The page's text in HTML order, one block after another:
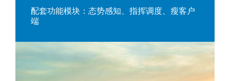
配套功能模块：态势感知、指挥调度、瘦客户
端